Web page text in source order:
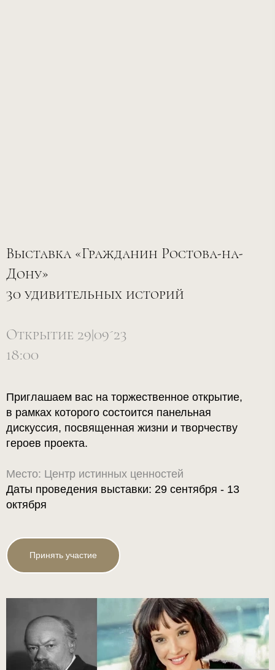
Выставка «Гражданин Ростова-на-
Дону»
30 удивительных историй
Открытие 29|09´23
18:00
Приглашаем вас на торжественное открытие,
в рамках которого состоится панельная
дискуссия, посвященная жизни и творчеству
героев проекта.
Место: Центр истинных ценностей
Даты проведения выставки: 29 сентября - 13
октября
Принять участие